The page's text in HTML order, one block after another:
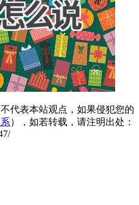
代表本站观点，如果侵犯您的
），如若转载，请注明出处：